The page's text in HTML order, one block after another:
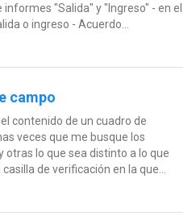
"Salida" y "Ingreso" - en el
o ingreso - Acuerdo...
campo
contenido de un cuadro de
veces que me busque los
otras lo que sea distinto a lo que
de verificación en la que...